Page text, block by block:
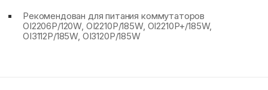
Рекомендован для питания коммутаторов
OI2206P/120W, OI2210P/185W, OI2210P+/185W,
OI3112P/185W, OI3120P/185W